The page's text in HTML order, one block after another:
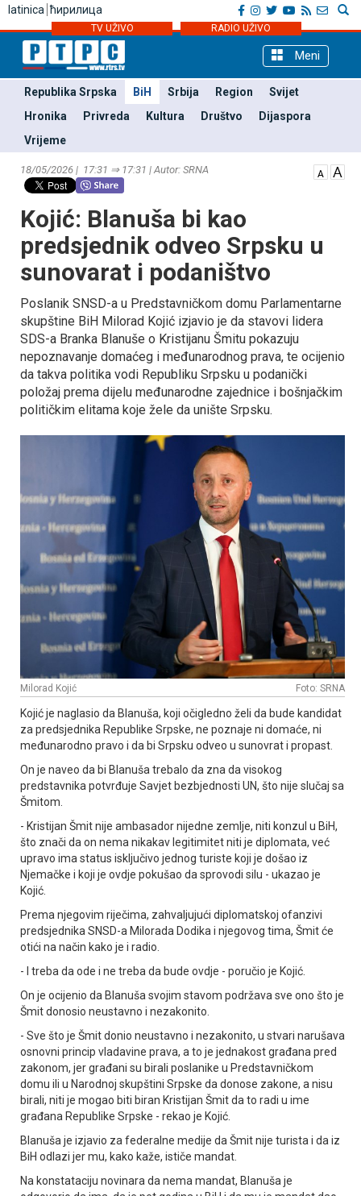
latinica ћирилица
TV UŽIVO RADIO UŽIVO
Meni
Republika Srpska BiH Srbija Region
Svijet
Hronika
Privreda Kultura Društvo
Dijaspora
Vrijeme
18/05/2026 | 17:31 ⇒ 17:31 | Autor: SRNA
Kojić: Blanuša bi kao
predsjednik odveo Srpsku u
sunovarat i podaništvo
Poslanik SNSD-a u Predstavničkom domu Parlamentarne
skupštine BiH Milorad Kojić izjavio je da stavovi lidera
SDS-a Branka Blanuše o Kristijanu Šmitu pokazuju
nepoznavanje domaćeg i međunarodnog prava, te ocijenio
da takva politika vodi Republiku Srpsku u podanički
položaj prema dijelu međunarodne zajednice i bošnjačkim
političkim elitama koje žele da unište Srpsku.
Milorad Kojić Foto: SRNA
Kojić je naglasio da Blanuša, koji očigledno želi da bude kandidat
za predsjednika Republike Srpske, ne poznaje ni domaće, ni
međunarodno pravo i da bi Srpsku odveo u sunovrat i propast.
On je naveo da bi Blanuša trebalo da zna da visokog
predstavnika potvrđuje Savjet bezbjednosti UN, što nije slučaj sa
Šmitom.
- Kristijan Šmit nije ambasador nijedne zemlje, niti konzul u BiH,
što znači da on nema nikakav legitimitet niti je diplomata, već
upravo ima status isključivo jednog turiste koji je došao iz
Njemačke i koji je ovdje pokušao da sprovodi silu - ukazao je
Kojić.
Prema njegovim riječima, zahvaljujući diplomatskoj ofanzivi
predsjednika SNSD-a Milorada Dodika i njegovog tima, Šmit će
otići na način kako je i radio.
- I treba da ode i ne treba da bude ovdje - poručio je Kojić.
On je ocijenio da Blanuša svojim stavom podržava sve ono što je
Šmit donosio neustavno i nezakonito.
- Sve što je Šmit donio neustavno i nezakonito, u stvari narušava
osnovni princip vladavine prava, a to je jednakost građana pred
zakonom, jer građani su birali poslanike u Predstavničkom
domu ili u Narodnoj skupštini Srpske da donose zakone, a nisu
birali, niti je mogao biti biran Kristijan Šmit da to radi u ime
građana Republike Srpske - rekao je Kojić.
Blanuša je izjavio za federalne medije da Šmit nije turista i da iz
BiH odlazi jer mu, kako kaže, ističe mandat.
Na konstataciju novinara da nema mandat, Blanuša je